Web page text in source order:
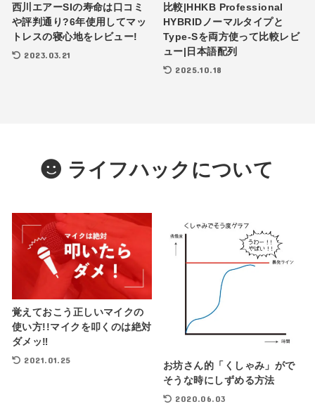
西川エアーSIの寿命は口コミ
や評判通り?6年使用してマッ
トレスの寝心地をレビュー!
2023.03.21
比較|HHKB Professional
HYBRIDノーマルタイプと
Type-Sを両方使って比較レビ
ュー|日本語配列
2025.10.18
ライフハックについて
覚えておこう正しいマイクの
使い方!!マイクを叩くのは絶対
ダメッ‼︎
2021.01.25
お坊さん的「くしゃみ」がで
そうな時にしずめる方法
2020.06.03